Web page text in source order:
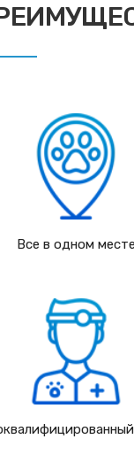
Все в одном месте